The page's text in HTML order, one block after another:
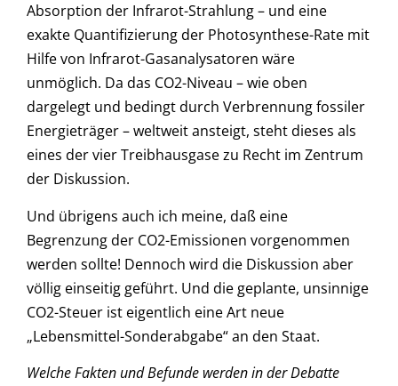
Absorption der Infrarot-Strahlung – und eine
exakte Quantifizierung der Photosynthese-Rate mit
Hilfe von Infrarot-Gasanalysatoren wäre
unmöglich. Da das CO2-Niveau – wie oben
dargelegt und bedingt durch Verbrennung fossiler
Energieträger – weltweit ansteigt, steht dieses als
eines der vier Treibhausgase zu Recht im Zentrum
der Diskussion.
Und übrigens auch ich meine, daß eine
Begrenzung der CO2-Emissionen vorgenommen
werden sollte! Dennoch wird die Diskussion aber
völlig einseitig geführt. Und die geplante, unsinnige
CO2-Steuer ist eigentlich eine Art neue
„Lebensmittel-Sonderabgabe“ an den Staat.
Welche Fakten und Befunde werden in der Debatte